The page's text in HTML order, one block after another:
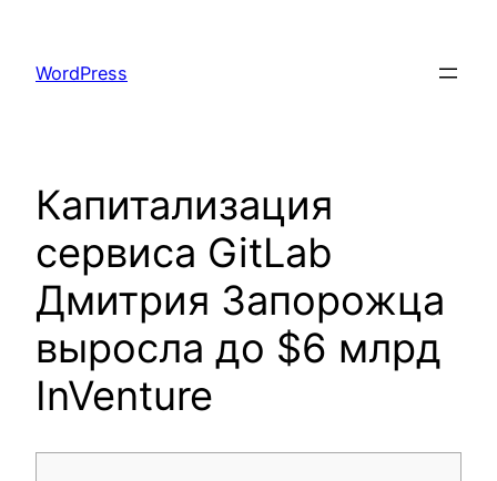
content
WordPress
Капитализация
сервиса GitLab
Дмитрия Запорожца
выросла до $6 млрд
InVenture